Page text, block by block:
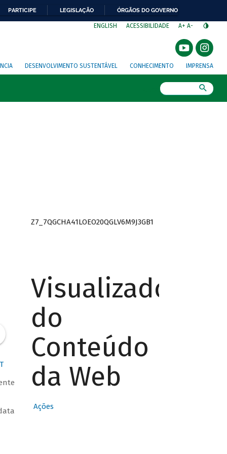
PARTICIPE LEGISLAÇÃO ÓRGÃOS DO GOVERNO
ENGLISH ACESSIBILIDADE A+ A-
DESENVOLVIMENTO SUSTENTÁVEL CONHECIMENTO IMPRENSA
Z7_7QGCHA41LOEO20QGLV6M9J3GB1
Visualizador
do
Conteúdo
da Web
Ações